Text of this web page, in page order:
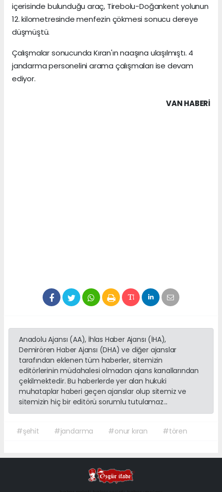
içerisinde bulunduğu araç, Tirebolu-Doğankent yolunun
12. kilometresinde menfezin çökmesi sonucu dereye
düşmüştü.
Çalışmalar sonucunda Kıran'ın naaşına ulaşılmıştı. 4
jandarma personelini arama çalışmaları ise devam
ediyor.
VAN HABERİ
Anadolu Ajansı (AA), İhlas Haber Ajansı (İHA),
Demirören Haber Ajansı (DHA) ve diğer ajanslar
tarafından eklenen tüm haberler, sitemizin
editörlerinin müdahalesi olmadan ajans kanallarından
çekilmektedir. Bu haberlerde yer alan hukuki
muhataplar haberi geçen ajanslar olup sitemiz ve
sitemizin hiç bir editörü sorumlu tutulamaz...
#şehit #jandarma #onur kıran #tören